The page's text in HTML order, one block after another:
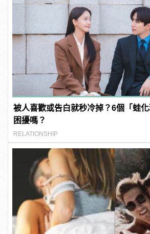
被人喜歡或告白就秒冷掉？6個「蛙
困擾嗎？
RELATIONSHIP